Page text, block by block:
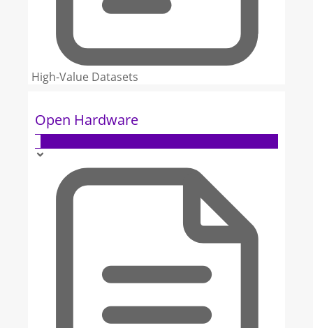
High-Value Datasets
Open Hardware